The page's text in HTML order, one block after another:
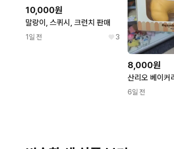
10,000원
말랑이, 스퀴시, 크런치 판매
1일 전 3
8,000원
6일 전